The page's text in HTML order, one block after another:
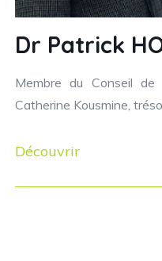
Dr Patrick
Membre du Conseil
Catherine Kousmine,
Découvrir